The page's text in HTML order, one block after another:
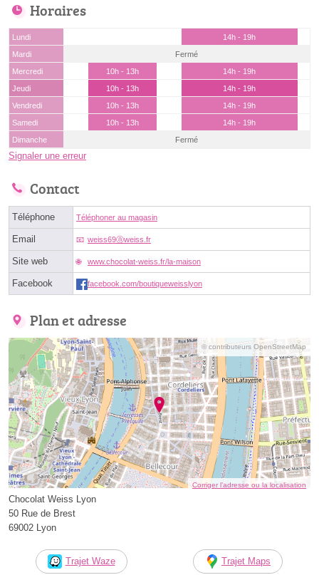
Horaires
Lundi
14h - 19h
Mardi
Fermé
Mercredi
10h - 13h
14h - 19h
Jeudi
10h - 13h
14h - 19h
Vendredi
10h - 13h
14h - 19h
Samedi
10h - 13h
14h - 19h
Dimanche
Fermé
Signaler une erreur
Contact
Téléphone Téléphoner au magasin
Email weiss69ⓐweiss.fr
Site web www.chocolat-weiss.fr/la-maison
Facebook facebook.com/boutiqueweisslyon
Plan et adresse
© contributeurs OpenStreetMap
Corriger l’adresse ou la localisation
Chocolat Weiss Lyon
50 Rue de Brest
69002 Lyon
Trajet Waze Trajet Maps